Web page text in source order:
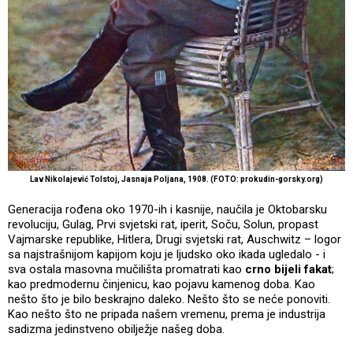
Lav Nikolajević Tolstoj, Jasnaja Poljana, 1908. (FOTO: prokudin-gorsky.org)
Generacija rođena oko 1970-ih i kasnije, naučila je Oktobarsku
revoluciju, Gulag, Prvi svjetski rat, iperit, Soču, Solun, propast
Vajmarske republike, Hitlera, Drugi svjetski rat, Auschwitz – logor
sa najstrašnijom kapijom koju je ljudsko oko ikada ugledalo - i
sva ostala masovna mučilišta promatrati kao crno bijeli fakat;
kao predmodernu činjenicu, kao pojavu kamenog doba. Kao
nešto što je bilo beskrajno daleko. Nešto što se neće ponoviti.
Kao nešto što ne pripada našem vremenu, prema je industrija
sadizma jedinstveno obilježje našeg doba.